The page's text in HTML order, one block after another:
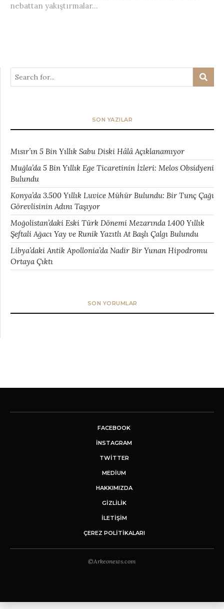
nebattan yakıştırmalar...
SON YAZILAR
Mısır’ın 5 Bin Yıllık Sabu Diski Hâlâ Açıklanamıyor
Muğla’da 5 Bin Yıllık Ege Ticaretinin İzleri: Melos Obsidyeni
Bulundu
Konya’da 3.500 Yıllık Luvice Mühür Bulundu: Bir Tunç Çağı
Görevlisinin Adını Taşıyor
Moğolistan’daki Eski Türk Dönemi Mezarında 1.400 Yıllık
Şeftali Ağacı Yay ve Runik Yazıtlı At Başlı Çalgı Bulundu
Libya’daki Antik Apollonia’da Nadir Bir Yunan Hipodromu
Ortaya Çıktı
SON YORUMLAR
FACEBOOK
INSTAGRAM
TWITTER
MEDIUM
HAKKIMIZDA
GİZLİLİK
İLETIŞIM
ÇEREZ POLITIKALARI
©Arkeonews.com